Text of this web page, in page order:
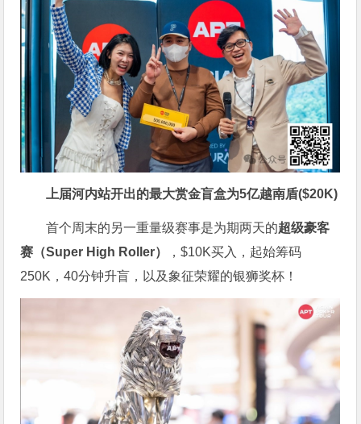
上届河内站开出的最大赏金盲盒为5亿越南盾($20K)
首个周末的另一重量级赛事是为期两天的超级豪客
赛（Super High Roller）
，$10K买入，起始筹码
250K，40分钟升盲，以及象征荣耀的银狮奖杯！